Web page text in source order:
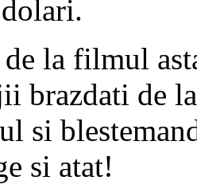
la filmul
brazdati de
si
si atat!